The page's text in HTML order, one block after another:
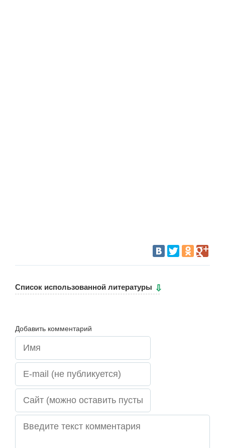
Cписок использованной литературы
Добавить комментарий